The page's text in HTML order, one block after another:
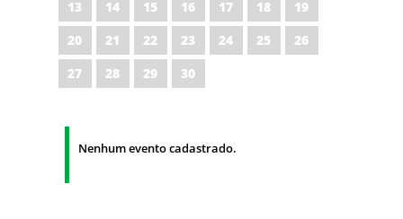
13
14 15 16 17 18
19
20
21 22 23 24 25
26
27
28 29 30
Nenhum evento cadastrado.